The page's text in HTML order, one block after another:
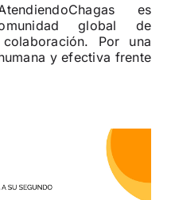
es
global de
Por una
y efectiva frente